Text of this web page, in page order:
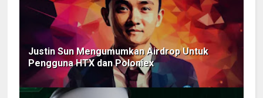
Justin Sun Mengumumkan Airdrop Untuk
Pengguna HTX dan Poloniex